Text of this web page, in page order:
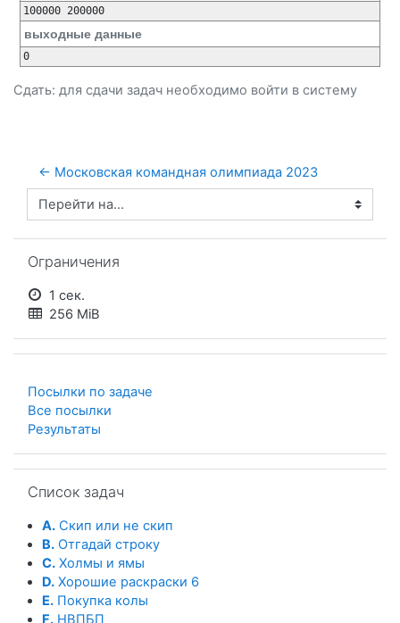
100000 200000
выходные данные
0
Сдать: для сдачи задач необходимо войти в систему
← Московская командная олимпиада 2023
Перейти на...
Ограничения
1 сек.
256 MiB
Посылки по задаче
Все посылки
Результаты
Список задач
A. Скип или не скип
B. Отгадай строку
C. Холмы и ямы
D. Хорошие раскраски 6
E. Покупка колы